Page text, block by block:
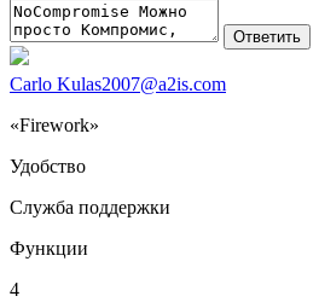
Ответить
Carlo Kulas2007@a2is.com
«Firework»
Удобство
Служба поддержки
Функции
4